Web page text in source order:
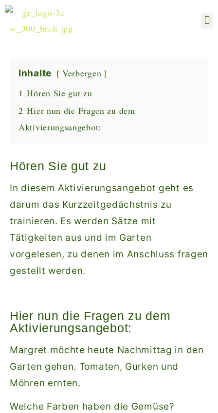
Inhalte
Verbergen
1 Hören Sie gut zu
2 Hier nun die Fragen zu dem
Aktivierungsangebot:
Hören Sie gut zu
In diesem Aktivierungsangebot geht es
darum das Kurzzeitgedächstnis zu
trainieren. Es werden Sätze mit
Tätigkeiten aus und im Garten
vorgelesen, zu denen im Anschluss fragen
gestellt werden.
Hier nun die Fragen zu dem
Aktivierungsangebot:
Margret möchte heute Nachmittag in den
Garten gehen. Tomaten, Gurken und
Möhren ernten.
Welche Farben haben die Gemüse?